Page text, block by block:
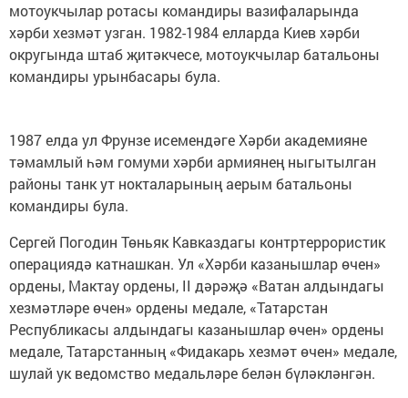
мотоукчылар ротасы командиры вазифаларында
хәрби хезмәт узган. 1982-1984 елларда Киев хәрби
округында штаб җитәкчесе, мотоукчылар батальоны
командиры урынбасары була.
1987 елда ул Фрунзе исемендәге Хәрби академияне
тәмамлый һәм гомуми хәрби армиянең ныгытылган
районы танк ут нокталарының аерым батальоны
командиры була.
Сергей Погодин Төньяк Кавказдагы контртеррористик
операциядә катнашкан. Ул «Хәрби казанышлар өчен»
ордены, Мактау ордены, II дәрәҗә «Ватан алдындагы
хезмәтләре өчен» ордены медале, «Татарстан
Республикасы алдындагы казанышлар өчен» ордены
медале, Татарстанның «Фидакарь хезмәт өчен» медале,
шулай ук ведомство медальләре белән бүләкләнгән.